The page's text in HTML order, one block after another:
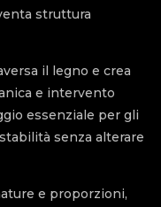
struttura
il legno e crea
e intervento
essenziale per gli
senza alterare
e proporzioni,